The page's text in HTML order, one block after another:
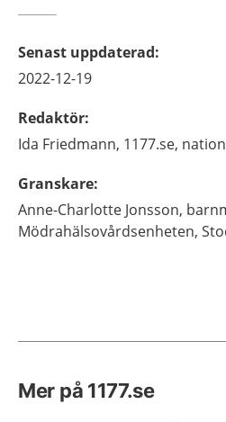
Senast uppdaterad:
2022-12-19
Redaktör:
Ida Friedmann, 1177.se,
Granskare:
Anne-Charlotte Jonsson,
Mödrahälsovårdsenheten,
Mer på 1177.se